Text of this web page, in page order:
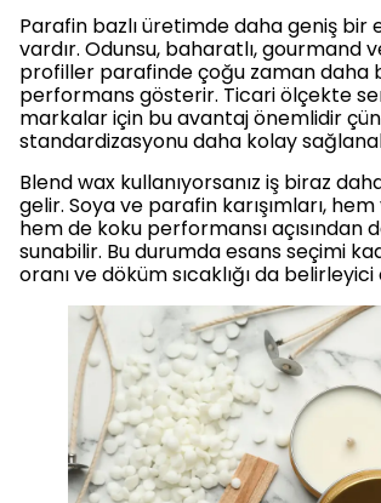
Parafin bazlı üretimde daha geniş bir
vardır. Odunsu, baharatlı, gourmand
profiller parafinde çoğu zaman daha
performans gösterir. Ticari ölçekte
markalar için bu avantaj önemlidir
standardizasyonu daha kolay
Blend wax kullanıyorsanız iş biraz
gelir. Soya ve parafin karışımları,
hem de koku performansı açısından
sunabilir. Bu durumda esans seçimi
oranı ve döküm sıcaklığı da belirleyici